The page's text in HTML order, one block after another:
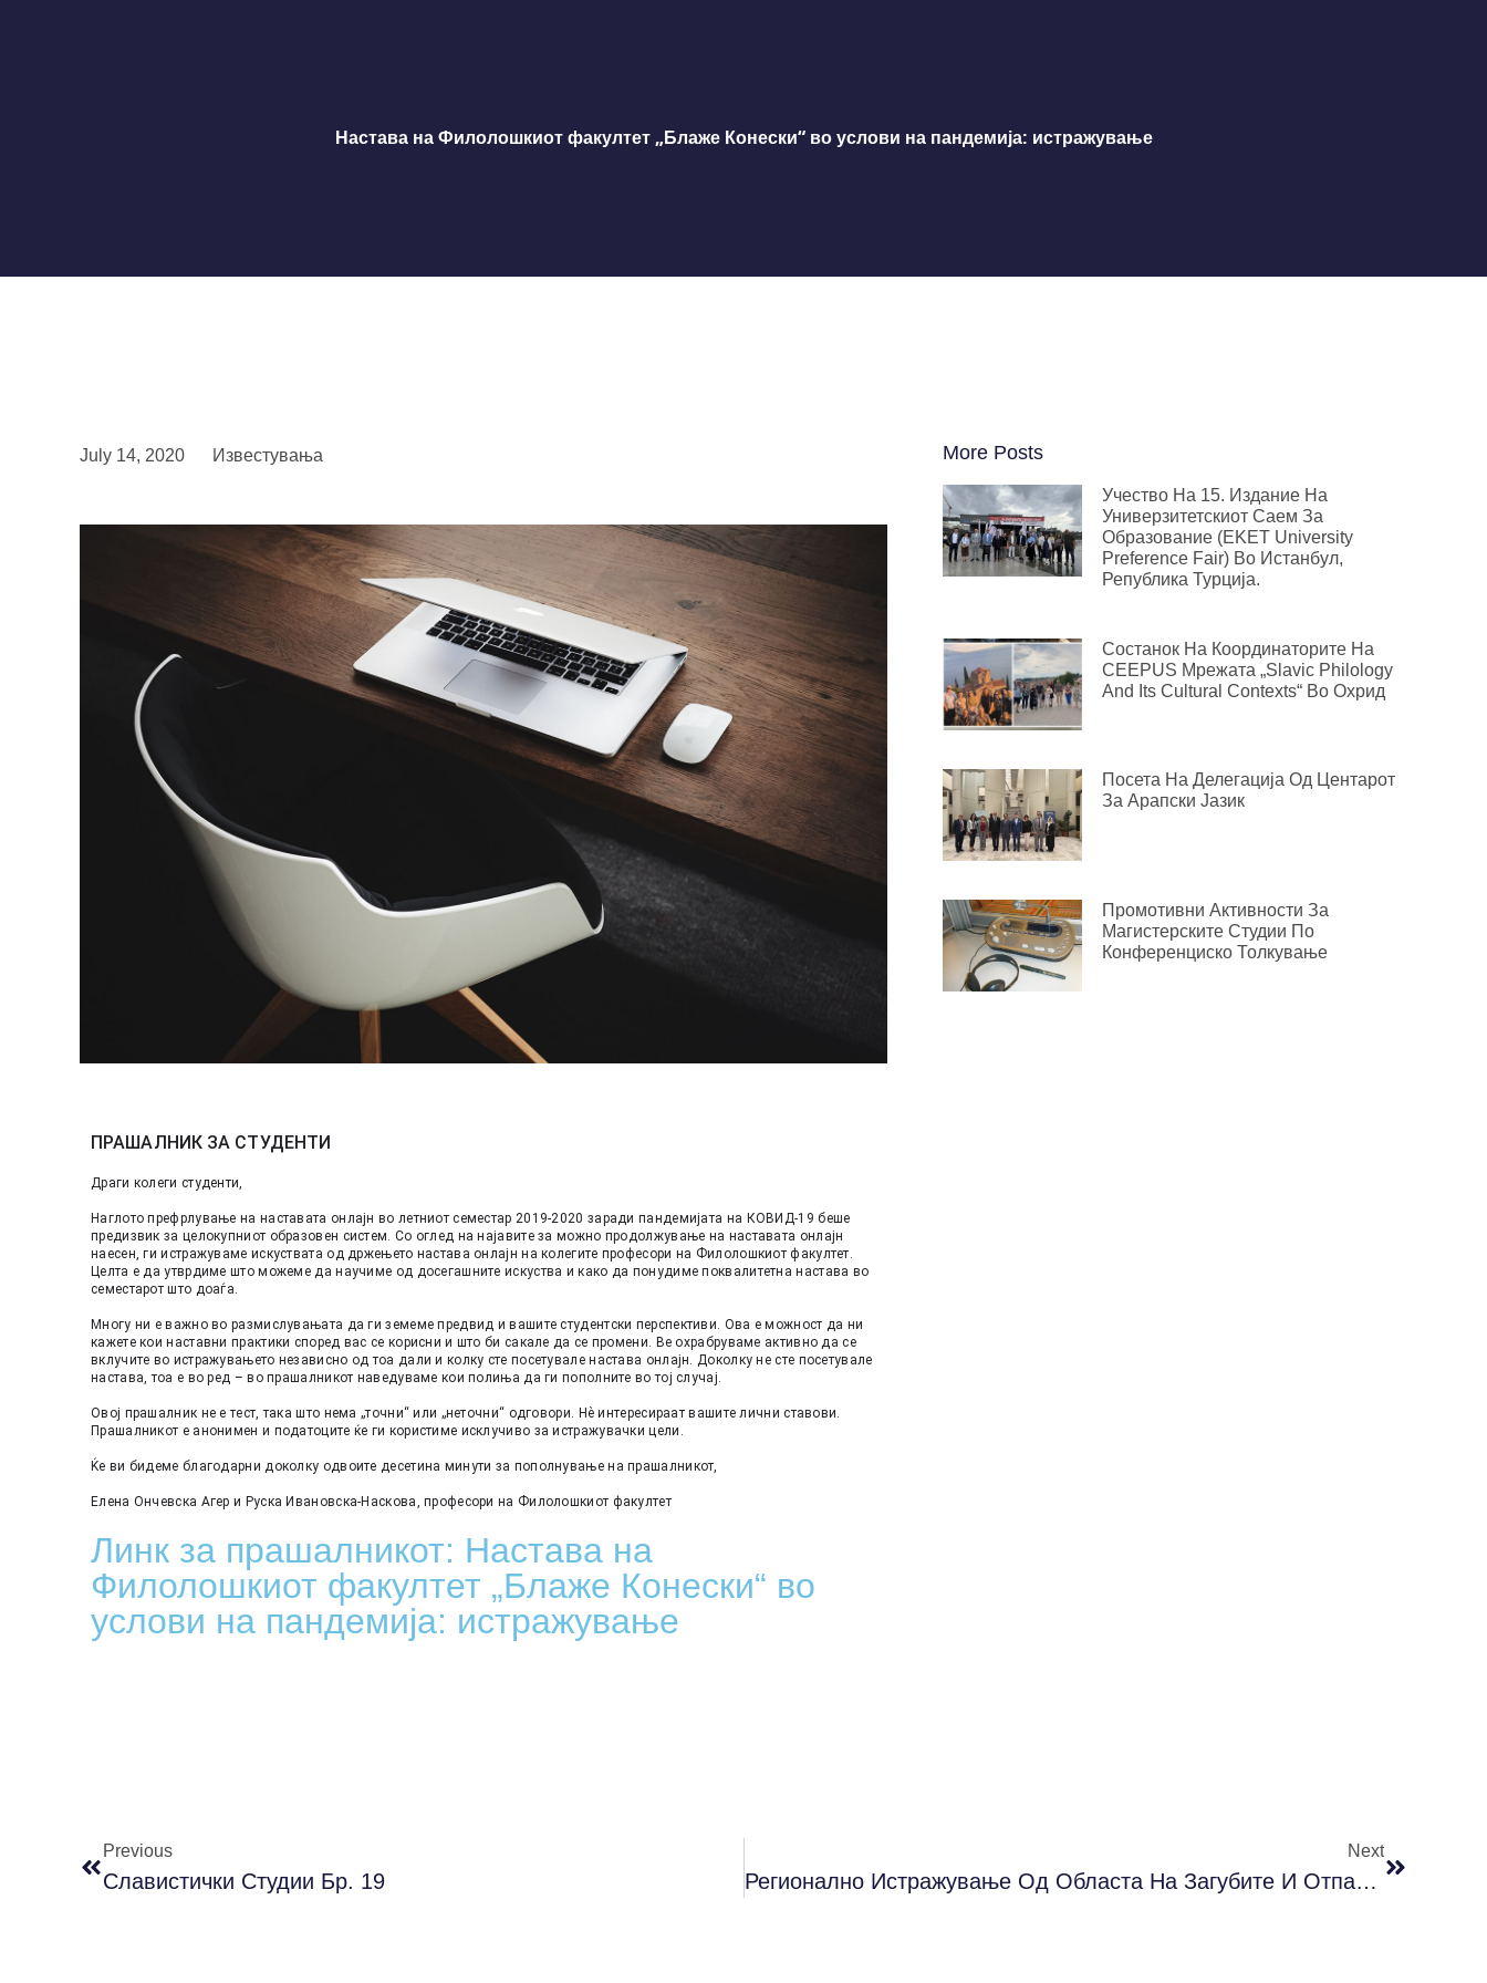
Настава на Филолошкиот факултет „Блаже Конески“ во услови на пандемија: истражување
July 14, 2020 Известувања
ПРАШАЛНИК ЗА СТУДЕНТИ
Драги колеги студенти,
Наглото префрлување на наставата онлајн во летниот семестар 2019-2020 заради пандемијата на КОВИД-19 беше
предизвик за целокупниот образовен систем. Со оглед на најавите за можно продолжување на наставата онлајн
наесен, ги истражуваме искуствата од држењето настава онлајн на колегите професори на Филолошкиот факултет.
Целта е да утврдиме што можеме да научиме од досегашните искуства и како да понудиме поквалитетна настава во
семестарот што доаѓа.
Многу ни е важно во размислувањата да ги земеме предвид и вашите студентски перспективи. Ова е можност да ни
кажете кои наставни практики според вас се корисни и што би сакале да се промени. Ве охрабруваме активно да се
вклучите во истражувањето независно од тоа дали и колку сте посетувале настава онлајн. Доколку не сте посетувале
настава, тоа е во ред – во прашалникот наведуваме кои полиња да ги пополните во тој случај.
Овој прашалник не е тест, така што нема „точни“ или „неточни“ одговори. Нѐ интересираат вашите лични ставови.
Прашалникот е анонимен и податоците ќе ги користиме исклучиво за истражувачки цели.
Ќе ви бидеме благодарни доколку одвоите десетина минути за пополнување на прашалникот,
Елена Ончевска Агер и Руска Ивановска-Наскова, професори на Филолошкиот факултет
Линк за прашалникот: Настава на
Филолошкиот факултет „Блаже Конески“ во
услови на пандемија: истражување
More Posts
Учество На 15. Издание На
Универзитетскиот Саем За
Образование (EKET University
Preference Fair) Во Истанбул,
Република Турција.
Состанок На Координаторите На
CEEPUS Мрежата „Slavic Philology
And Its Cultural Contexts“ Во Охрид
Посета На Делегација Од Центарот
За Арапски Јазик
Промотивни Активности За
Магистерските Студии По
Конференциско Толкување
Previous
Славистички Студии Бр. 19
Next
Регионално Истражување Од Областа На Загубите И Отпадот Од Храна Во Домаќинствата